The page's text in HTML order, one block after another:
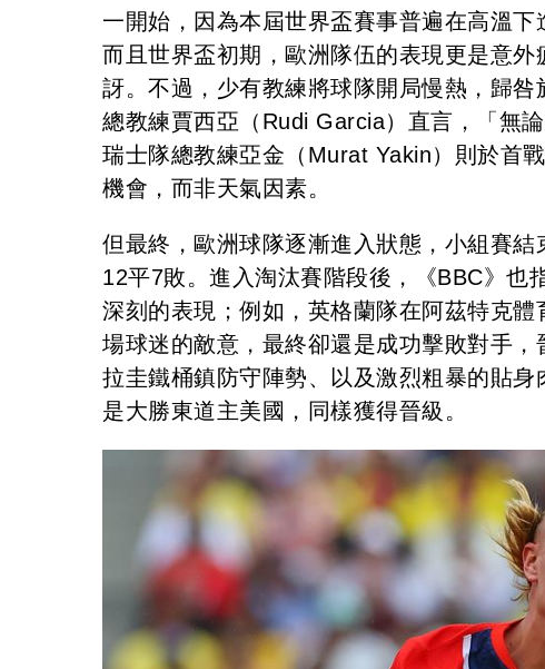
一開始，因為本屆世界盃賽事普遍在高溫
而且世界盃初期，歐洲隊伍的表現更是意
訝。不過，少有教練將球隊開局慢熱，歸
總教練賈西亞（Rudi Garcia）直言，「無
瑞士隊總教練亞金（Murat Yakin）則於首
機會，而非天氣因素。
但最終，歐洲球隊逐漸進入狀態，小組賽
12平7敗。進入淘汰賽階段後，《BBC》也
深刻的表現；例如，英格蘭隊在阿茲特克
場球迷的敵意，最終卻還是成功擊敗對手
拉圭鐵桶鎮防守陣勢、以及激烈粗暴的貼
是大勝東道主美國，同樣獲得晉級。